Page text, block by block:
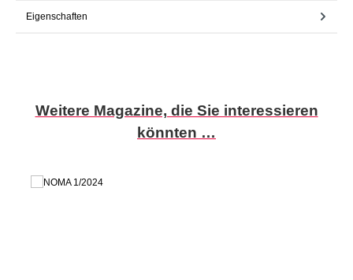
Eigenschaften
Produktgalerie überspringen
Weitere Magazine, die Sie interessieren
könnten …